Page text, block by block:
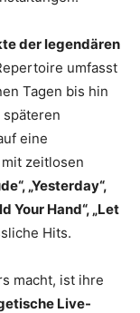
der legendären
umfasst
Tagen bis hin
eine
zeitlosen
„Yesterday“,
Your Hand“, „Let
Hits.
macht, ist ihre
Live-